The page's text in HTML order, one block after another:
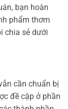
bạn hoàn
phẩm thơm
chia sẻ dưới
cần chuẩn bị
đề cập ở phần